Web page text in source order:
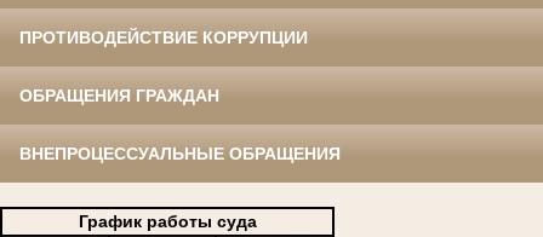
ПРОТИВОДЕЙСТВИЕ КОРРУПЦИИ
ОБРАЩЕНИЯ ГРАЖДАН
ВНЕПРОЦЕССУАЛЬНЫЕ ОБРАЩЕНИЯ
График работы суда